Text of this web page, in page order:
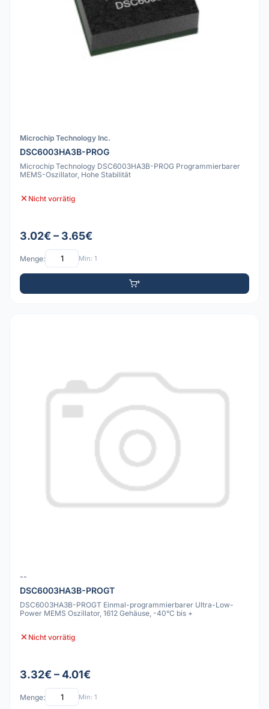
Microchip Technology Inc.
DSC6003HA3B-PROG
Microchip Technology DSC6003HA3B-PROG Programmierbarer
MEMS-Oszillator, Hohe Stabilität
Nicht vorrätig
3.02€ – 3.65€
Menge: Min: 1
--
DSC6003HA3B-PROGT
DSC6003HA3B-PROGT Einmal-programmierbarer Ultra-Low-
Power MEMS Oszillator, 1612 Gehäuse, -40°C bis +
Nicht vorrätig
3.32€ – 4.01€
Menge: Min: 1